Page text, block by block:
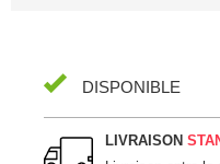
DISPONIBLE
LIVRAISON